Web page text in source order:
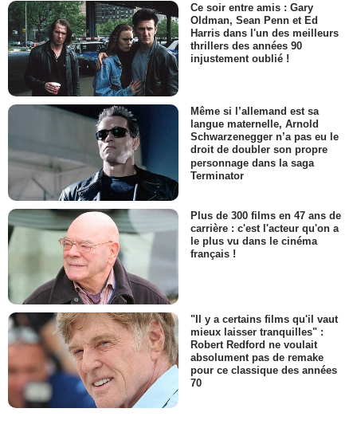
Ce soir entre amis : Gary
Oldman, Sean Penn et Ed
Harris dans l'un des meilleurs
thrillers des années 90
injustement oublié !
Même si l’allemand est sa
langue maternelle, Arnold
Schwarzenegger n’a pas eu le
droit de doubler son propre
personnage dans la saga
Terminator
Plus de 300 films en 47 ans de
carrière : c'est l'acteur qu'on a
le plus vu dans le cinéma
français !
"Il y a certains films qu'il vaut
mieux laisser tranquilles" :
Robert Redford ne voulait
absolument pas de remake
pour ce classique des années
70